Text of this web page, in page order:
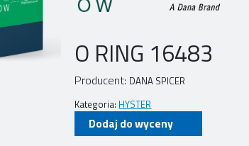
O RING 16483
Producent: DANA SPICER
Kategoria: HYSTER
Dodaj do wyceny